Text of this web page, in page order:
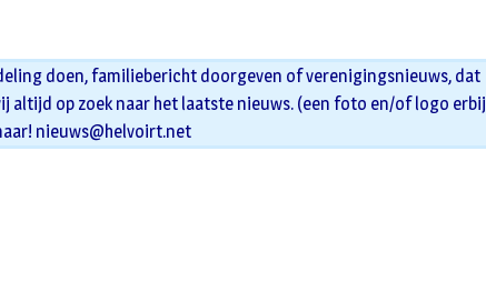
doen, familiebericht doorgeven of verenigingsnieuws, dat
altijd op zoek naar het laatste nieuws. (een foto en/of logo erbij
nieuws@helvoirt.net